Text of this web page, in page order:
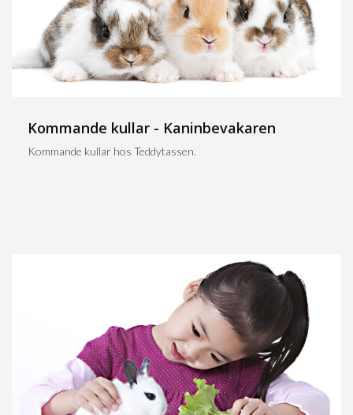
Kommande kullar - Kaninbevakaren
Kommande kullar hos Teddytassen.